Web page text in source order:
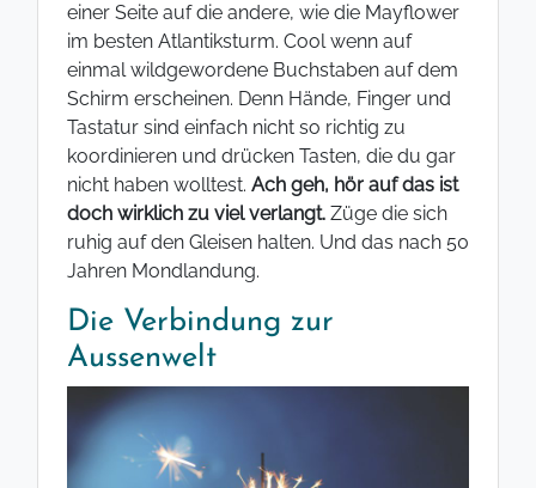
einer Seite auf die andere, wie die Mayflower
im besten Atlantiksturm. Cool wenn auf
einmal wildgewordene Buchstaben auf dem
Schirm erscheinen. Denn Hände, Finger und
Tastatur sind einfach nicht so richtig zu
koordinieren und drücken Tasten, die du gar
nicht haben wolltest. Ach geh, hör auf das ist
doch wirklich zu viel verlangt. Züge die sich
ruhig auf den Gleisen halten. Und das nach 50
Jahren Mondlandung.
Die Verbindung zur
Aussenwelt